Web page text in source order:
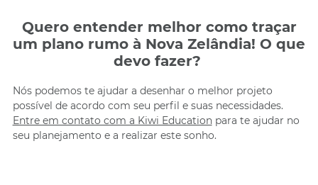
Quero entender melhor como traçar
um plano rumo à Nova Zelândia! O que
devo fazer?
Nós podemos te ajudar a desenhar o melhor projeto
possível de acordo com seu perfil e suas necessidades.
Entre em contato com a Kiwi Educationpara te ajudar no
seu planejamento e a realizar este sonho.